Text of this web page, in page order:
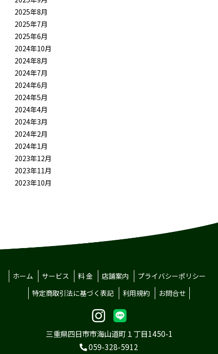
2025年8月
2025年7月
2025年6月
2024年10月
2024年8月
2024年7月
2024年6月
2024年5月
2024年4月
2024年3月
2024年2月
2024年1月
2023年12月
2023年11月
2023年10月
ホーム サービス 料 金 店舗案内
プライバシーポリシー
特定商取引法に基づく表記
利用規約 お問合せ
三重県四日市市海山道町１丁目1450-1
059-328-5912